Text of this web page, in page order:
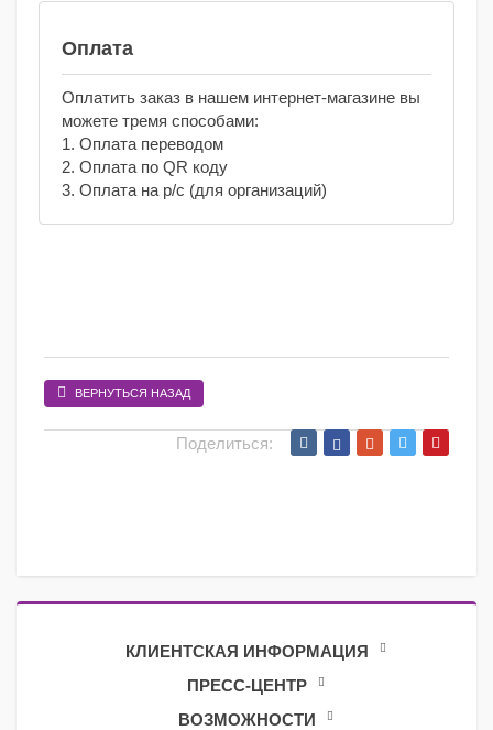
Оплата
Оплатить заказ в нашем интернет-магазине вы
можете тремя способами:
1. Оплата переводом
2. Оплата по QR коду
3. Оплата на р/с (для организаций)
ВЕРНУТЬСЯ НАЗАД
Поделиться:
КЛИЕНТСКАЯ ИНФОРМАЦИЯ
ПРЕСС-ЦЕНТР
ВОЗМОЖНОСТИ